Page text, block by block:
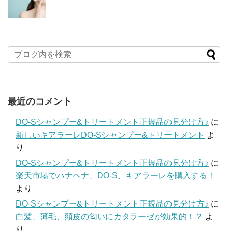
最近のコメント
DO-Sシャンプー&トリートメント正規品の見分け方♪ に
新しいキアラーレDO-Sシャンプー&トリートメント よ
り
DO-Sシャンプー&トリートメント正規品の見分け方♪ に
楽天市場でハナヘナ、DO-S、キアラーレを購入する！
より
DO-Sシャンプー&トリートメント正規品の見分け方♪ に
白髪、薄毛、頭皮の匂いにカタラーゼが効果的！？ よ
り